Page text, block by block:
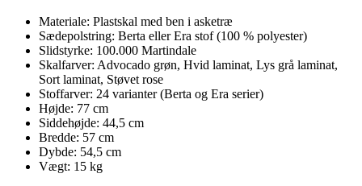
Materiale: Plastskal med ben i asketræ
Sædepolstring: Berta eller Era stof (100 % polyester)
Slidstyrke: 100.000 Martindale
Skalfarver: Advocado grøn, Hvid laminat, Lys grå laminat,
Sort laminat, Støvet rose
Stoffarver: 24 varianter (Berta og Era serier)
Højde: 77 cm
Siddehøjde: 44,5 cm
Bredde: 57 cm
Dybde: 54,5 cm
Vægt: 15 kg